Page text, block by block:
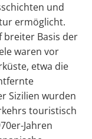
und
ermöglicht.
breiter Basis der
waren vor
etwa die
Sizilien wurden
touristisch
Jahren